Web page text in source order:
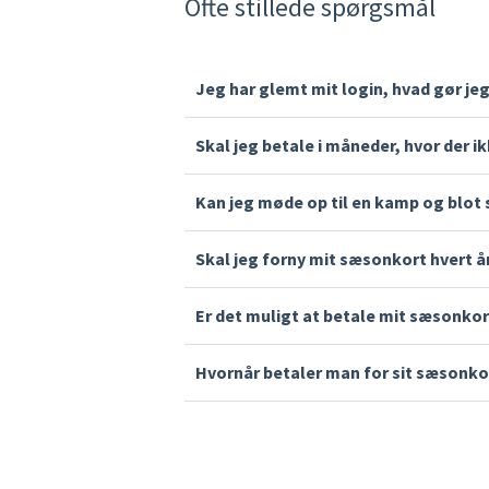
Ofte stillede spørgsmål
Jeg har glemt mit login, hvad gør
Har du glemt din loginkode, men stadig kan
Skal jeg betale i måneder, hvor der
Ja, betaling af sæsonkort på abonnent
sæsonkortet er fordelt på alle årets 12
Kan jeg møde op til en kamp og
Nej, du skal rekvirere en billet elektronisk
Skal jeg forny mit sæsonkort hvert
Nej, med et abonnement er din faste plads
Er det muligt at betale mit
Nej, klubberne i den danske liga, tilbyder
Hvornår betaler man for sit